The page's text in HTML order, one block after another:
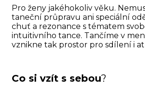
Pro ženy jakéhokoliv věku.
taneční průpravu ani speciální
chuť a rezonance s tématem
intuitivního tance. Tančíme v
vznikne tak prostor pro sdílení i
Co si vzít s sebou?